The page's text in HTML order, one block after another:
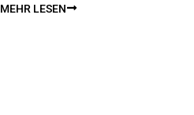
MEHR LESEN